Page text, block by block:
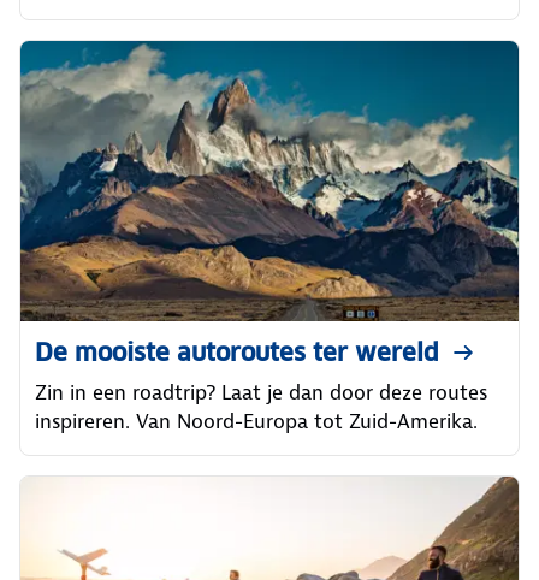
De mooiste autoroutes ter wereld
Zin in een roadtrip? Laat je dan door deze routes
inspireren. Van Noord-Europa tot Zuid-Amerika.